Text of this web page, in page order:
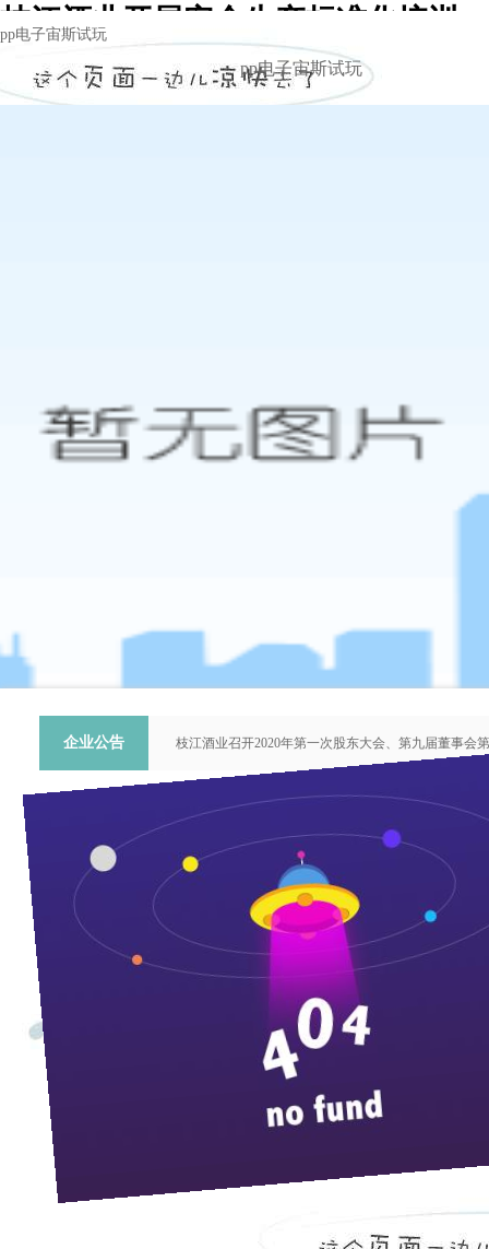
枝江酒业开展安全生产标准化培训 -
pp电子宙斯试玩
pp电子宙斯试玩
pp电子宙斯试玩
企业公告
枝江酒业召开2020年第一次股东大会、第九届董事会
关于提名推荐第六届中国青年科技工作者协会会员人
枝江酒业召开2015年第一次股东大会、第七届董事会
枝